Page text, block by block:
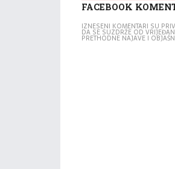
FACEBOOK
IZNESENI KOMENTARI SU
DA SE SUZDRŽE OD
PRETHODNE NAJAVE I